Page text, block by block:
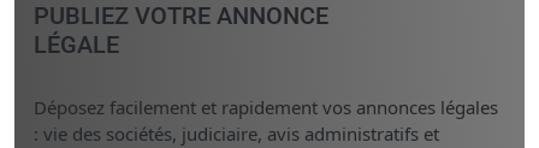
PUBLIEZ VOTRE ANNONCE
LÉGALE
Déposez facilement et rapidement vos annonces légales
: vie des sociétés, judiciaire, avis administratifs et